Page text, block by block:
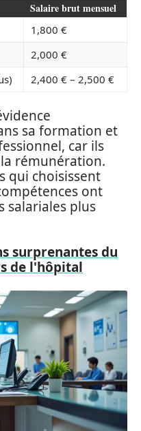
Salaire brut mensuel
1,800 €
2,000 €
2,400 € – 2,500 €
sa formation et
car ils
rémunération.
qui choisissent
ont
salariales plus
surprenantes du
de l'hôpital